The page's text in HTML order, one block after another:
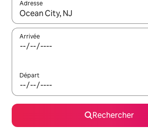
Adresse
Lorsque les résultats s'affichent, utilisez
Arrivée
Départ
Rechercher